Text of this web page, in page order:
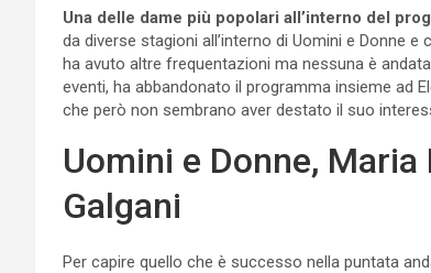
Una delle dame più popolari all’interno del
da diverse stagioni all’interno di Uomini e Donne
ha avuto altre frequentazioni ma nessuna è
eventi, ha abbandonato il programma insieme ad
che però non sembrano aver destato il suo
Uomini e Donne,
Galgani
Per capire quello che è successo nella puntata